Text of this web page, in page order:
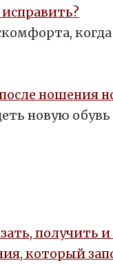
ношения
новую
получить
который